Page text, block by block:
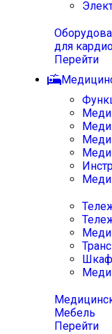
для
Перейти
Мебель
Перейти